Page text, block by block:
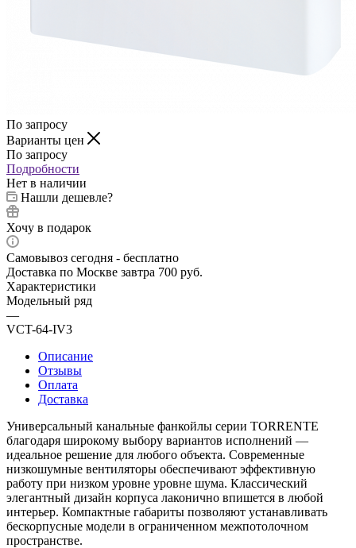
По запросу
Варианты цен
По запросу
Подробности
Нет в наличии
Нашли дешевле?
Хочу в подарок
Самовывоз сегодня - бесплатно
Доставка по Москве завтра 700 руб.
Характеристики
Модельный ряд
—
VCT-64-IV3
Описание
Отзывы
Оплата
Доставка
Универсальный канальные фанкойлы серии TORRENTE
благодаря широкому выбору вариантов исполнений —
идеальное решение для любого объекта. Современные
низкошумные вентиляторы обеспечивают эффективную
работу при низком уровне уровне шума. Классический
элегантный дизайн корпуса лаконично впишется в любой
интерьер. Компактные габариты позволяют устанавливать
бескорпусные модели в ограниченном межпотолочном
пространстве.